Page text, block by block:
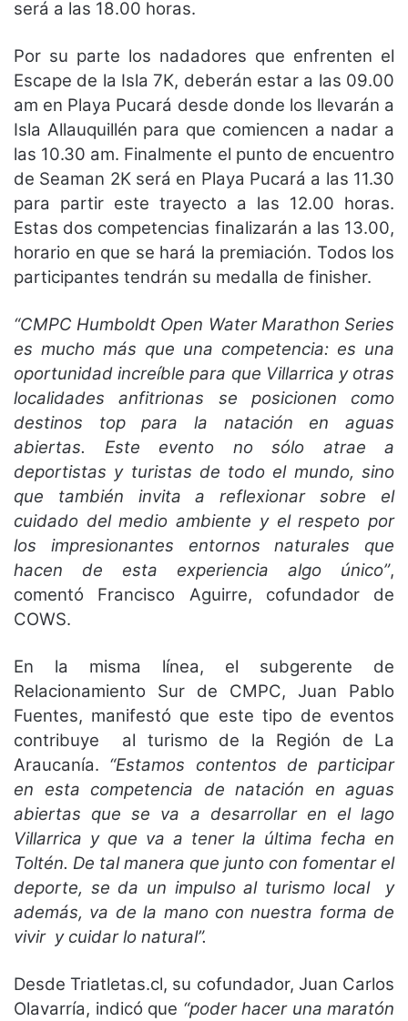
será a las 18.00 horas.
Por su parte los nadadores que enfrenten el
Escape de la Isla 7K, deberán estar a las 09.00
am en Playa Pucará desde donde los llevarán a
Isla Allauquillén para que comiencen a nadar a
las 10.30 am. Finalmente el punto de encuentro
de Seaman 2K será en Playa Pucará a las 11.30
para partir este trayecto a las 12.00 horas.
Estas dos competencias finalizarán a las 13.00,
horario en que se hará la premiación. Todos los
participantes tendrán su medalla de finisher.
“CMPC Humboldt Open Water Marathon Series
es mucho más que una competencia: es una
oportunidad increíble para que Villarrica y otras
localidades anfitrionas se posicionen como
destinos top para la natación en aguas
abiertas. Este evento no sólo atrae a
deportistas y turistas de todo el mundo, sino
que también invita a reflexionar sobre el
cuidado del medio ambiente y el respeto por
los impresionantes entornos naturales que
hacen de esta experiencia algo único”,
comentó Francisco Aguirre, cofundador de
COWS.
En la misma línea, el subgerente de
Relacionamiento Sur de CMPC, Juan Pablo
Fuentes, manifestó que este tipo de eventos
contribuye al turismo de la Región de La
Araucanía. “Estamos contentos de participar
en esta competencia de natación en aguas
abiertas que se va a desarrollar en el lago
Villarrica y que va a tener la última fecha en
Toltén. De tal manera que junto con fomentar el
deporte, se da un impulso al turismo local y
además, va de la mano con nuestra forma de
vivir y cuidar lo natural”.
Desde Triatletas.cl, su cofundador, Juan Carlos
Olavarría, indicó que “poder hacer una maratón